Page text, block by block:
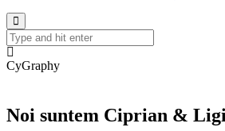
CyGraphy
Noi suntem Ciprian &